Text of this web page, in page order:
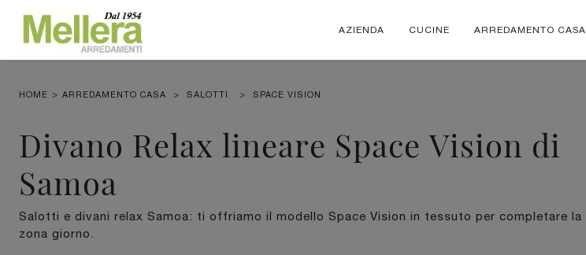
AZIENDA CUCINE ARREDAMENTO CASA
HOME > ARREDAMENTO CASA > SALOTTI > SPACE VISION
Divano Relax lineare Space Vision di
Samoa
Salotti e divani relax Samoa: ti offriamo il modello Space Vision in tessuto per completare la
zona giorno.